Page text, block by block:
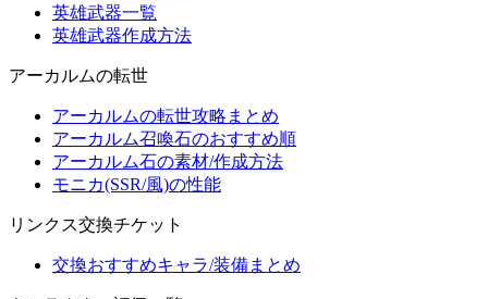
英雄武器一覧
英雄武器作成方法
アーカルムの転世
アーカルムの転世攻略まとめ
アーカルム召喚石のおすすめ順
アーカルム石の素材/作成方法
モニカ(SSR/風)の性能
リンクス交換チケット
交換おすすめキャラ/装備まとめ